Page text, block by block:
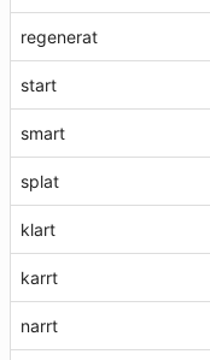
regenerat
start
smart
splat
klart
karrt
narrt